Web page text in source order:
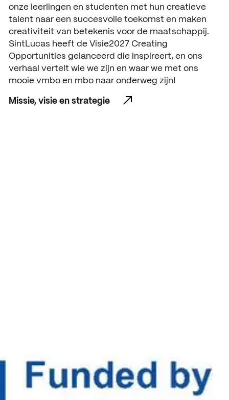
onze leerlingen en studenten met hun creatieve
talent naar een succesvolle toekomst en maken
creativiteit van betekenis voor de maatschappij.
SintLucas heeft de Visie2027 Creating
Opportunities gelanceerd die inspireert, en ons
verhaal vertelt wie we zijn en waar we met ons
mooie vmbo en mbo naar onderweg zijn!
Missie, visie en strategie